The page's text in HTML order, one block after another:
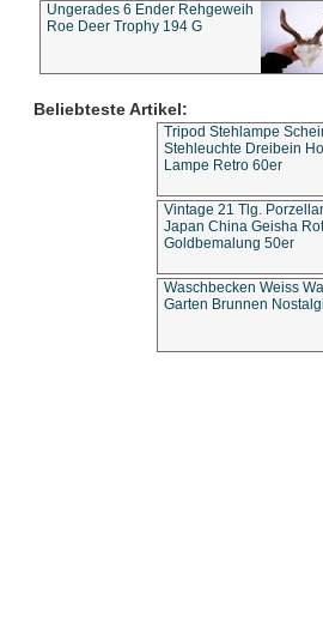
Ungerades 6 Ender Rehgeweih
Roe Deer Trophy 194 G
Beliebteste Artikel:
Tripod Stehlampe
Stehleuchte Dreibein
Lampe Retro 60er
Vintage 21 Tlg.
Japan China Geisha Rot
Goldbemalung 50er
Waschbecken Weiss
Garten Brunnen